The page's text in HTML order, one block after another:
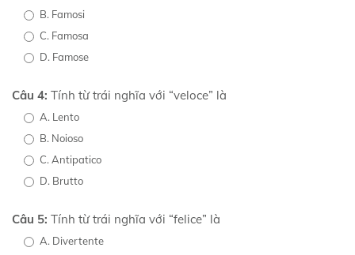
B. Famosi
C. Famosa
D. Famose
Câu 4: Tính từ trái nghĩa với “veloce” là
A. Lento
B. Noioso
C. Antipatico
D. Brutto
Câu 5: Tính từ trái nghĩa với “felice” là
A. Divertente